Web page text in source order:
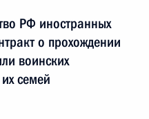
РФ иностранных
о прохождении
воинских
семей